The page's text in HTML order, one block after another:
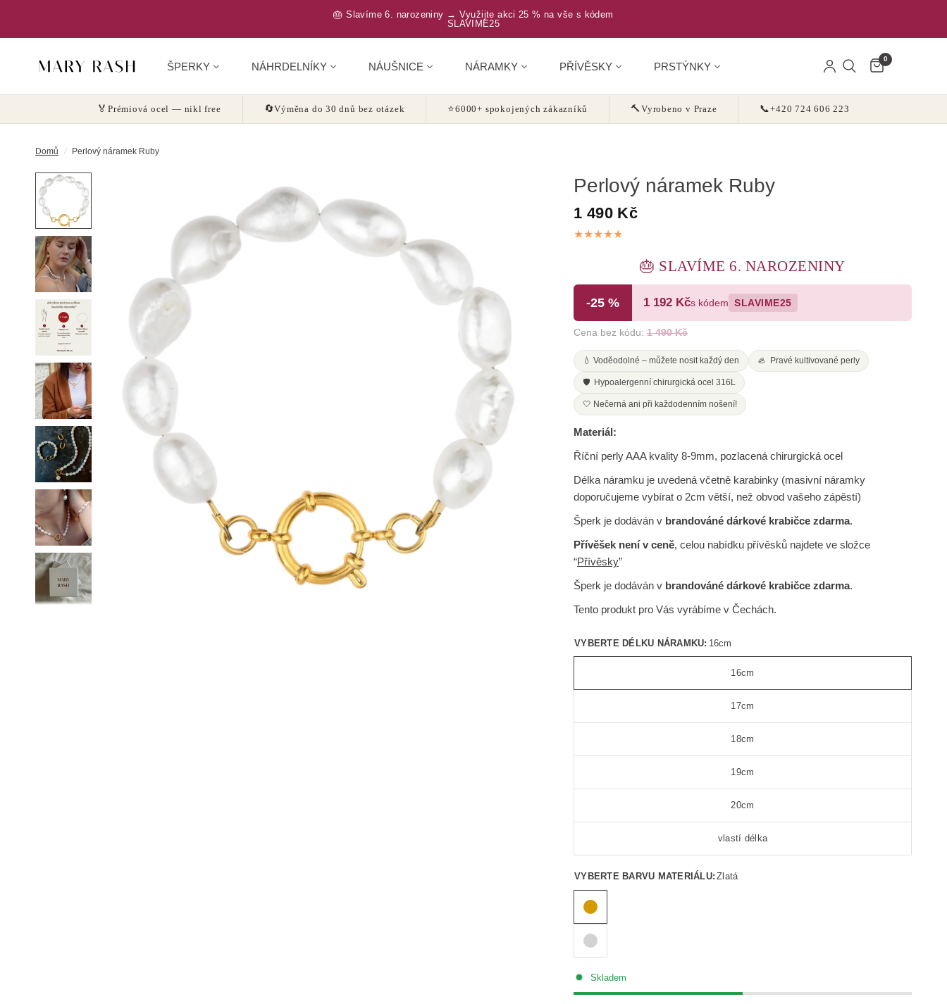
🎂 Slavíme 6. narozeniny → Využijte akci 25 % na vše s kódem
SLAVIME25
ŠPERKY NÁHRDELNÍKY NÁUŠNICE NÁRAMKY PŘÍVĚSKY PRSTÝNKY
0
🏅Prémiová ocel — nikl free 🔄Výměna do 30 dnů bez otázek ⭐6000+ spokojených zákazníků 🔨Vyrobeno v Praze 📞+420 724 606 223
Domů / Perlový náramek Ruby
Perlový náramek Ruby
1 490 Kč
🎂 SLAVÍME 6. NAROZENINY
-25 % 1 192 Kčs kódem SLAVIME25
Cena bez kódu:1 490 Kč
💧 Voděodolné – můžete nosit každý den 🦪 Pravé kultivované perly
🛡️ Hypoalergenní chirurgická ocel 316L
🤍 Nečerná ani při každodenním nošení!
Materiál:
Říční perly AAA kvality8-9mm, pozlacená chirurgická ocel
Délka náramku je uvedená včetně karabinky (masivní náramky
doporučujeme vybírat o 2cm větší, než obvod vašeho zápěstí)
Šperk je dodáván v brandováné dárkové krabičce zdarma.
Přívěšek není v ceně, celou nabídku přívěsků najdete ve složce
“Přívěsky”
Šperk je dodáván v brandováné dárkové krabičce zdarma.
Tento produkt pro Vás vyrábíme v Čechách.
VYBERTE DÉLKU NÁRAMKU: 16cm
16cm
17cm
18cm
19cm
20cm
vlastí délka
VYBERTE BARVU MATERIÁLU: Zlatá
Skladem